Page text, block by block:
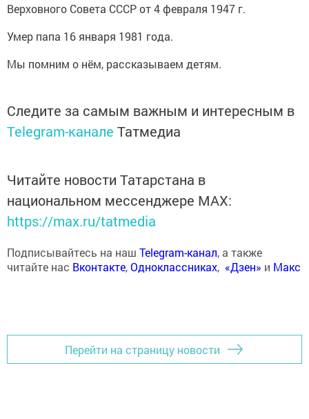
Верховного Совета СССР от 4 февраля 1947 г.
Умер папа 16 января 1981 года.
Мы помним о нём, рассказываем детям.
Следите за самым важным и интересным в
Telegram-канале Татмедиа
Читайте новости Татарстана в
национальном мессенджере MАХ:
https://max.ru/tatmedia
Подписывайтесь на наш Telegram-канал, а также
читайте нас Вконтакте,Одноклассниках, «Дзен» и Макс
Перейти на страницу новости